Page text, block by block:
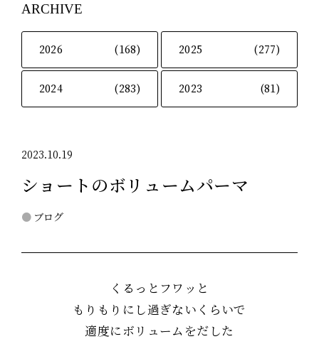
ARCHIVE
2026 (168) 2025 (277)
2024 (283) 2023 (81)
2023.10.19
ショートのボリュームパーマ
ブログ
くるっとフワッと
もりもりにし過ぎないくらいで
適度にボリュームをだした